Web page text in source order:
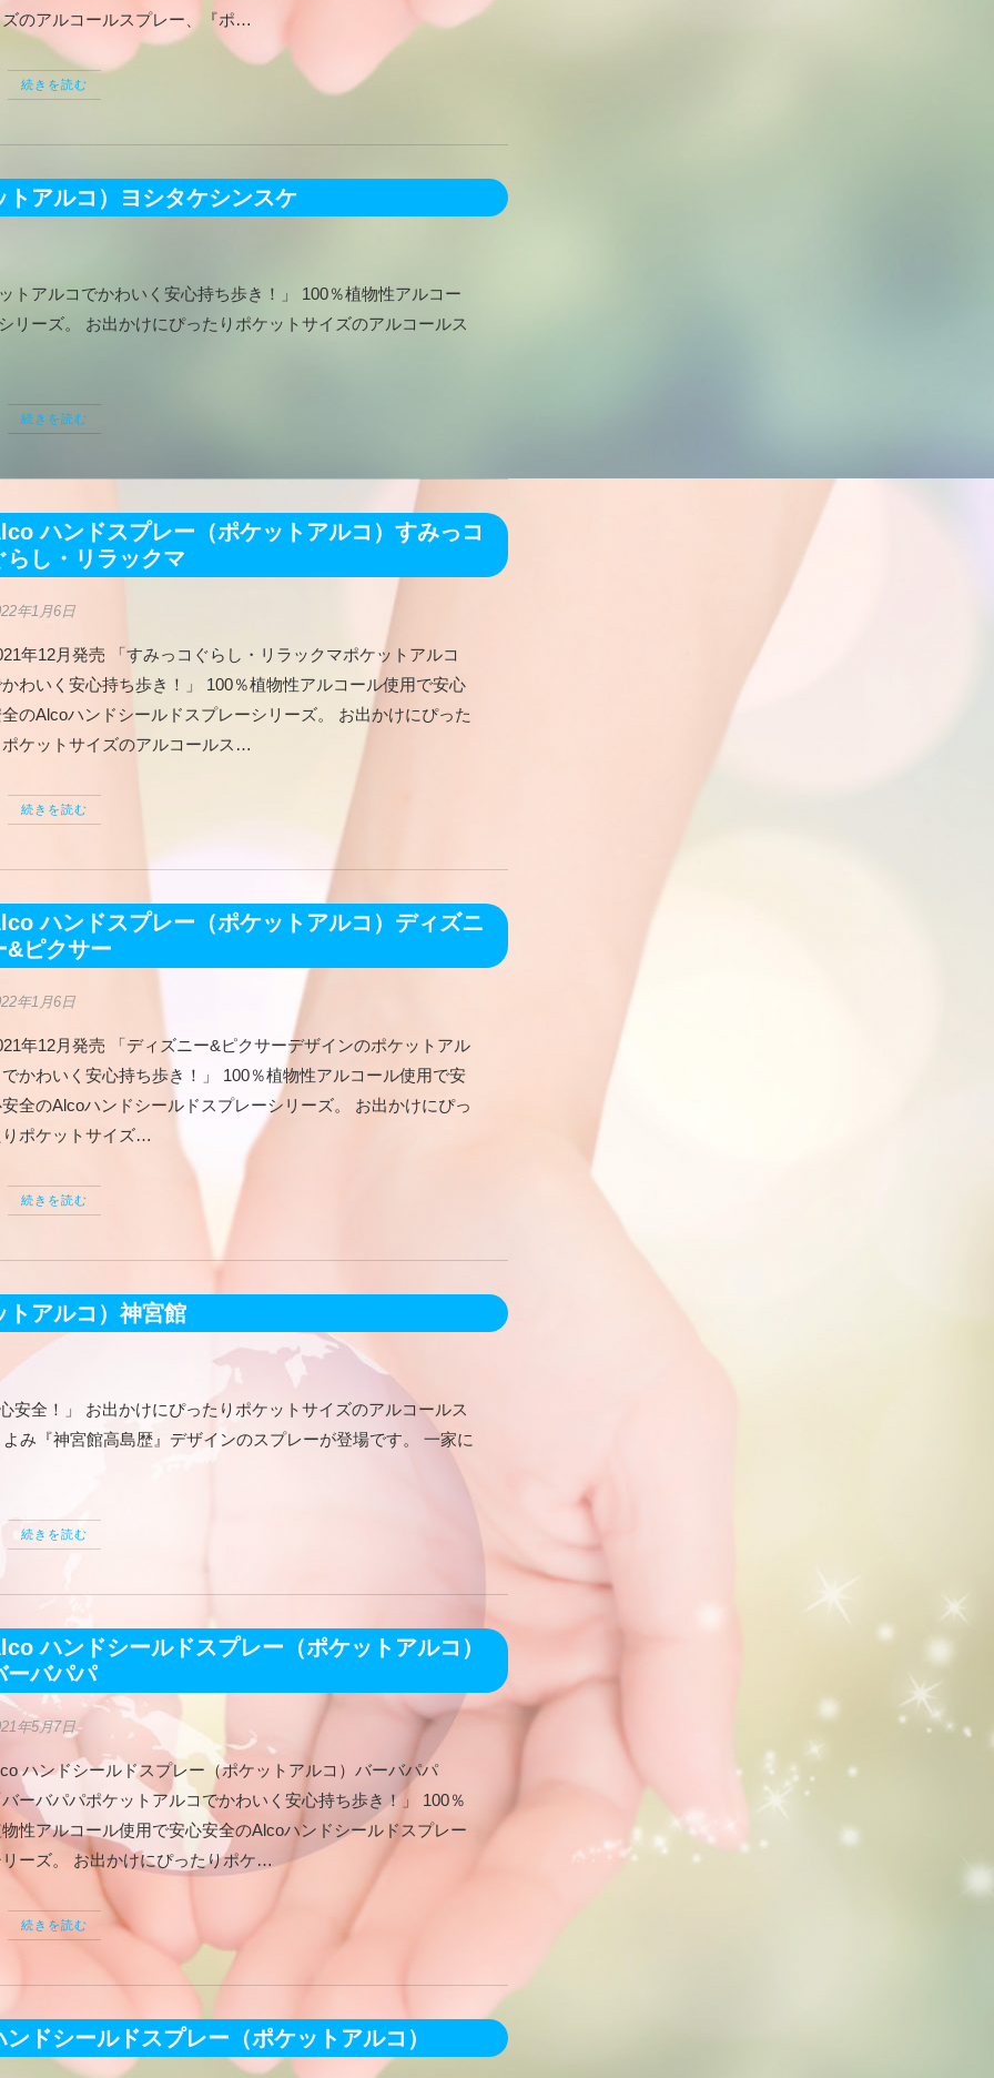
のアルコールスプレー、『ポ…
続きを読む
アルコ）ヨシタケシンスケ
トアルコでかわいく安心持ち歩き！」 100％植物性アルコー
リーズ。 お出かけにぴったりポケットサイズのアルコールス
続きを読む
ハンドスプレー（ポケットアルコ）すみっコ
らし・リラックマ
年1月6日
年12月発売 「すみっコぐらし・リラックマポケットアルコ
わいく安心持ち歩き！」 100％植物性アルコール使用で安心
のAlcoハンドシールドスプレーシリーズ。 お出かけにぴった
ケットサイズのアルコールス…
続きを読む
ハンドスプレー（ポケットアルコ）ディズニ
&ピクサー
年1月6日
年12月発売 「ディズニー&ピクサーデザインのポケットアル
かわいく安心持ち歩き！」 100％植物性アルコール使用で安
全のAlcoハンドシールドスプレーシリーズ。 お出かけにぴっ
ポケットサイズ…
続きを読む
アルコ）神宮館
安全！」 お出かけにぴったりポケットサイズのアルコールス
み『神宮館高島歴』デザインのスプレーが登場です。 一家に
続きを読む
ハンドシールドスプレー（ポケットアルコ）
ーバパパ
年5月7日
ハンドシールドスプレー（ポケットアルコ）バーバパパ
ーバパパポケットアルコでかわいく安心持ち歩き！」 100％
性アルコール使用で安心安全のAlcoハンドシールドスプレー
ーズ。 お出かけにぴったりポケ…
続きを読む
ンドシールドスプレー（ポケットアルコ）